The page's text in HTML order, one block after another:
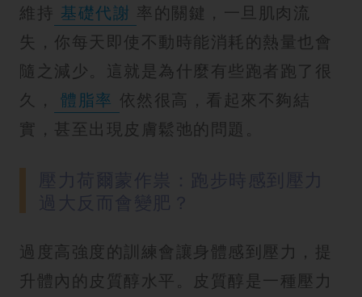
維持 基礎代謝 率的關鍵，一旦肌肉流
失，你每天即使不動時能消耗的熱量也會
隨之減少。這就是為什麼有些跑者跑了很
久，
體脂率 依然很高，看起來不夠結
實，甚至出現皮膚鬆弛的問題。
過度高強度的訓練會讓身體感到壓力，提
升體內的皮質醇水平。皮質醇是一種壓力